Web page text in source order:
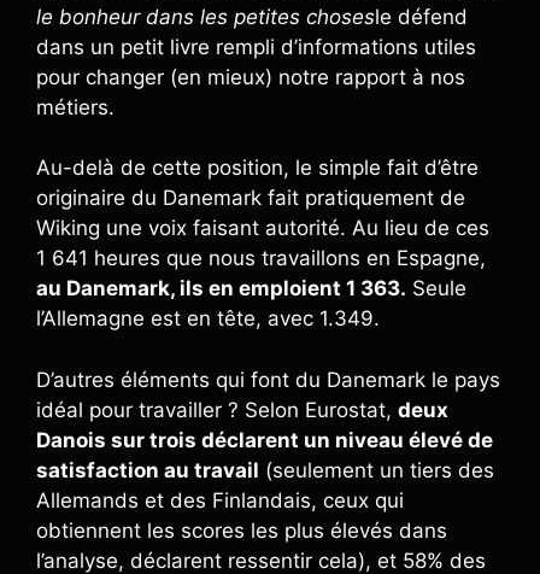
le bonheur dans les petites chosesle défend
dans un petit livre rempli d’informations utiles
pour changer (en mieux) notre rapport à nos
métiers.
Au-delà de cette position, le simple fait d’être
originaire du Danemark fait pratiquement de
Wiking une voix faisant autorité. Au lieu de ces
1 641 heures que nous travaillons en Espagne,
au Danemark, ils en emploient 1 363. Seule
l’Allemagne est en tête, avec 1.349.
D’autres éléments qui font du Danemark le pays
idéal pour travailler ? Selon Eurostat, deux
Danois sur trois déclarent un niveau élevé de
satisfaction au travail (seulement un tiers des
Allemands et des Finlandais, ceux qui
obtiennent les scores les plus élevés dans
l’analyse, déclarent ressentir cela), et 58% des